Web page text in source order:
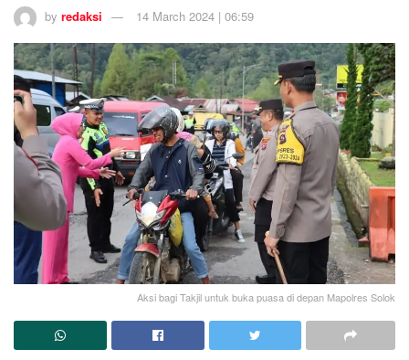
by redaksi 14 March 2024 | 06:59
Aksi bagi Takjil untuk buka puasa di depan Mapolres Solok